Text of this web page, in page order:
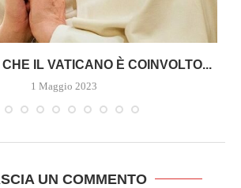
CHE IL VATICANO È COINVOLTO...
1 Maggio 2023
UN COMMENTO